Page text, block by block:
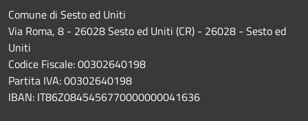
Comune di Sesto ed Uniti
Via Roma, 8 - 26028 Sesto ed Uniti (CR) - 26028 - Sesto ed
Uniti
Codice Fiscale: 00302640198
Partita IVA: 00302640198
IBAN: IT86Z0845456770000000041636